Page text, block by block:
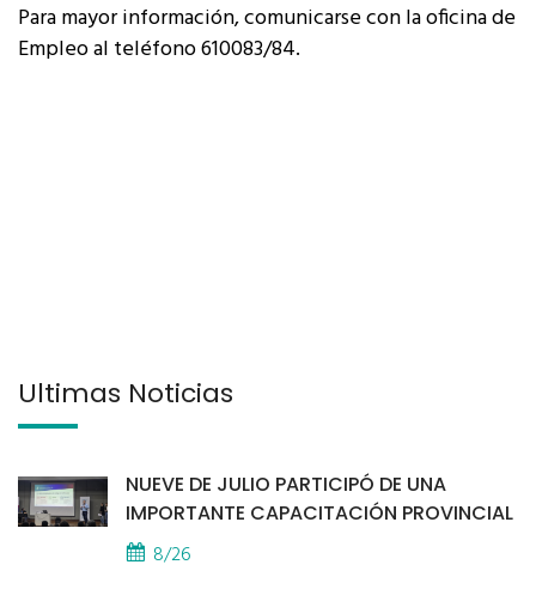
Para mayor información, comunicarse con la oficina de
Empleo al teléfono 610083/84.
Últimas Noticias
NUEVE DE JULIO PARTICIPÓ DE UNA
IMPORTANTE CAPACITACIÓN PROVINCIAL
8/26